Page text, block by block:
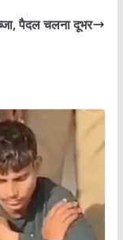
पैदल चलना दूभर